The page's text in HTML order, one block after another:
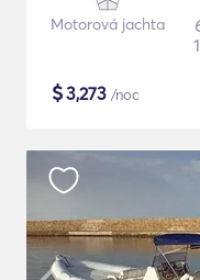
Motorová jachta
$3,273 /noc